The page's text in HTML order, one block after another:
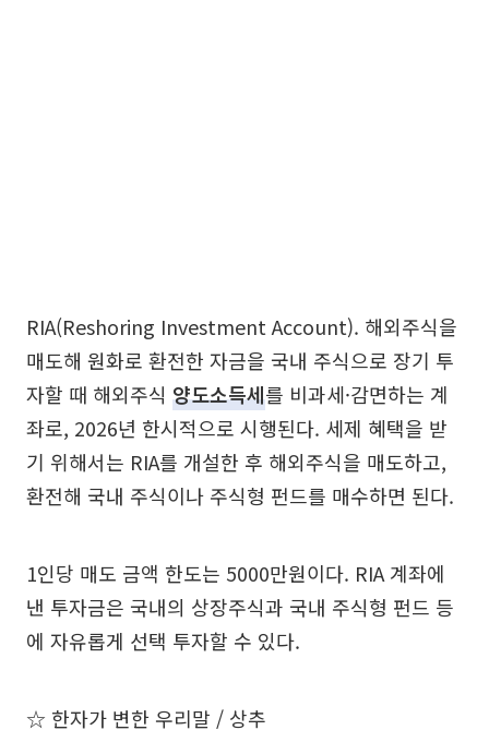
RIA(Reshoring Investment Account). 해외주식을
매도해 원화로 환전한 자금을 국내 주식으로 장기 투
자할 때 해외주식 양도소득세를 비과세·감면하는 계
좌로, 2026년 한시적으로 시행된다. 세제 혜택을 받
기 위해서는 RIA를 개설한 후 해외주식을 매도하고,
환전해 국내 주식이나 주식형 펀드를 매수하면 된다.
1인당 매도 금액 한도는 5000만원이다. RIA 계좌에
낸 투자금은 국내의 상장주식과 국내 주식형 펀드 등
에 자유롭게 선택 투자할 수 있다.
☆ 한자가 변한 우리말 / 상추